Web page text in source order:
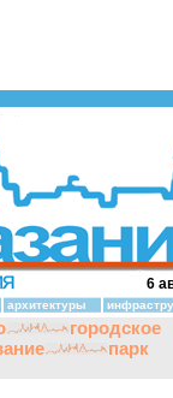
6
архитектуры
городское
парк